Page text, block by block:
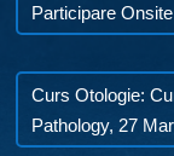
Participare Onsite
Curs Otologie:
Pathology, 27